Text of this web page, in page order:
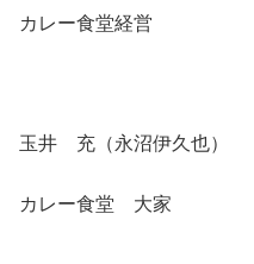
カレー食堂経営
玉井 充（永沼伊久也）
カレー食堂 大家